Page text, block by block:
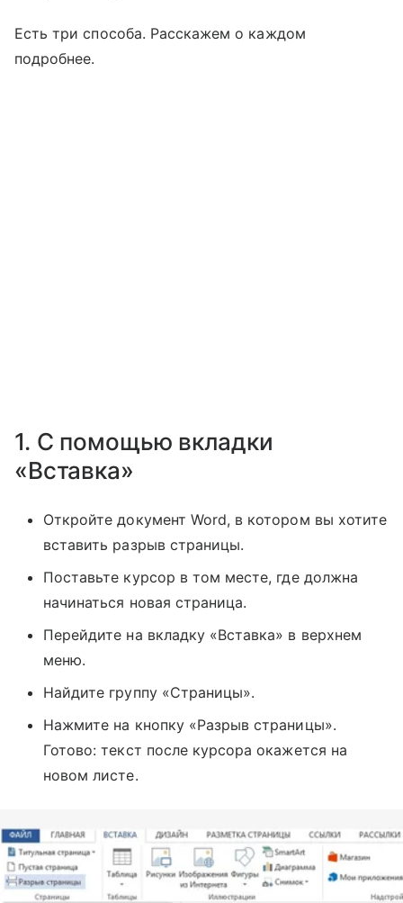
Есть три способа. Расскажем о каждом
подробнее.
1. С помощью вкладки
«Вставка»
Откройте документ Word, в котором вы хотите
вставить разрыв страницы.
Поставьте курсор в том месте, где должна
начинаться новая страница.
Перейдите на вкладку «Вставка» в верхнем
меню.
Найдите группу «Страницы».
Нажмите на кнопку «Разрыв страницы».
Готово: текст после курсора окажется на
новом листе.